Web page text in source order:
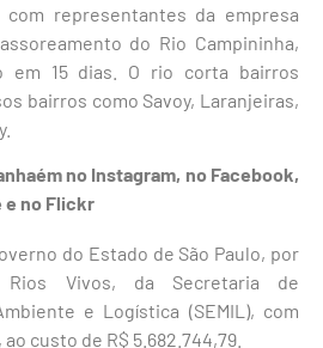
com representantes da empresa
do Rio Campininha,
em 15 dias. O rio corta bairros
bairros como Savoy, Laranjeiras,
no Instagram, no Facebook,
e no Flickr
do Estado de São Paulo, por
Vivos, da Secretaria de
e Logística (SEMIL), com
custo de R$ 5.682.744,79.